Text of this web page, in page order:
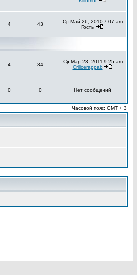
4 43
Ср Май 26, 2010 7:07 am
Гость
4 34
Ср Мар 23, 2011 9:25 am
Crilicerappab
0 0 Нет сообщений
Часовой пояс: GMT + 3